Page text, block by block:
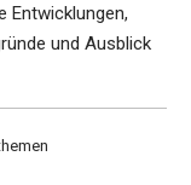
Entwicklungen,
und Ausblick